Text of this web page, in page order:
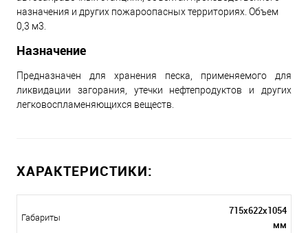
назначения и других пожароопасных территориях. Объем
0,3 м3.
Назначение
Предназначен для хранения песка, применяемого для
ликвидации загорания, утечки нефтепродуктов и других
легковоспламеняющихся веществ.
ХАРАКТЕРИСТИКИ:
Габариты
715х622х1054
мм